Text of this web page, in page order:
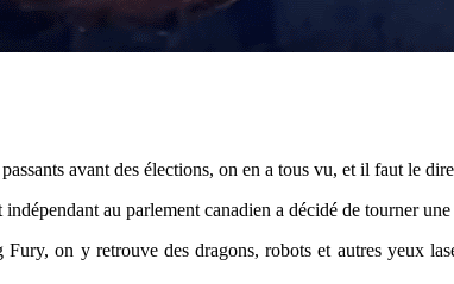
avant des élections, on en a tous vu, et il faut le
au parlement canadien a décidé de tourner
on y retrouve des dragons, robots et autres yeux